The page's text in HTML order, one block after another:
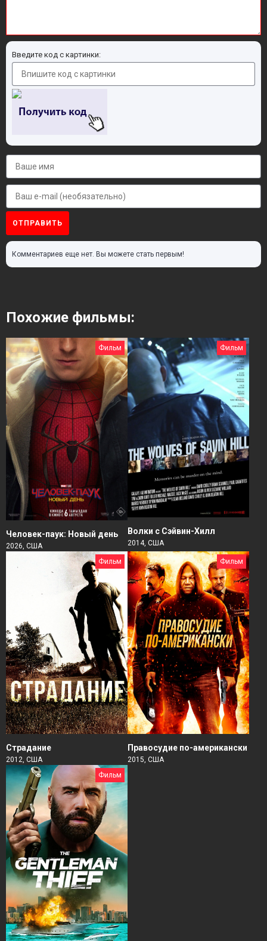
Введите код с картинки:
ОТПРАВИТЬ
Комментариев еще нет. Вы можете стать первым!
Похожие фильмы:
Фильм
Человек-паук: Новый день
2026, США
Фильм
Волки с Сэйвин-Хилл
2014, США
Фильм
Страдание
2012, США
Фильм
Правосудие по-американски
2015, США
Фильм